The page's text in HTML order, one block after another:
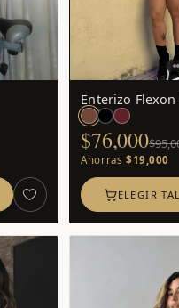
−20
Enterizo Flexon
$76,000
Ahorras $19,000
ELEGIR